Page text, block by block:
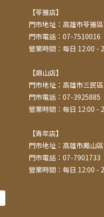
【苓雅店】
門市地址：高雄市苓雅
門市電話：07-7510016
營業時間：每日 12:00 -
【鼎山店】
門市地址：高雄市三民
門市電話：07-3925885
營業時間：每日 12:00 -
【青年店】
門市地址：高雄市鳳山
門市電話：07-7901733
營業時間：每日 12:00 -